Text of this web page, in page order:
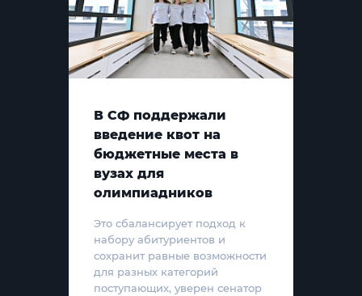
В СФ поддержали
введение квот на
бюджетные места в
вузах для
олимпиадников
Это сбалансирует подход к
набору абитуриентов и
сохранит равные возможности
для разных категорий
поступающих, уверен сенатор